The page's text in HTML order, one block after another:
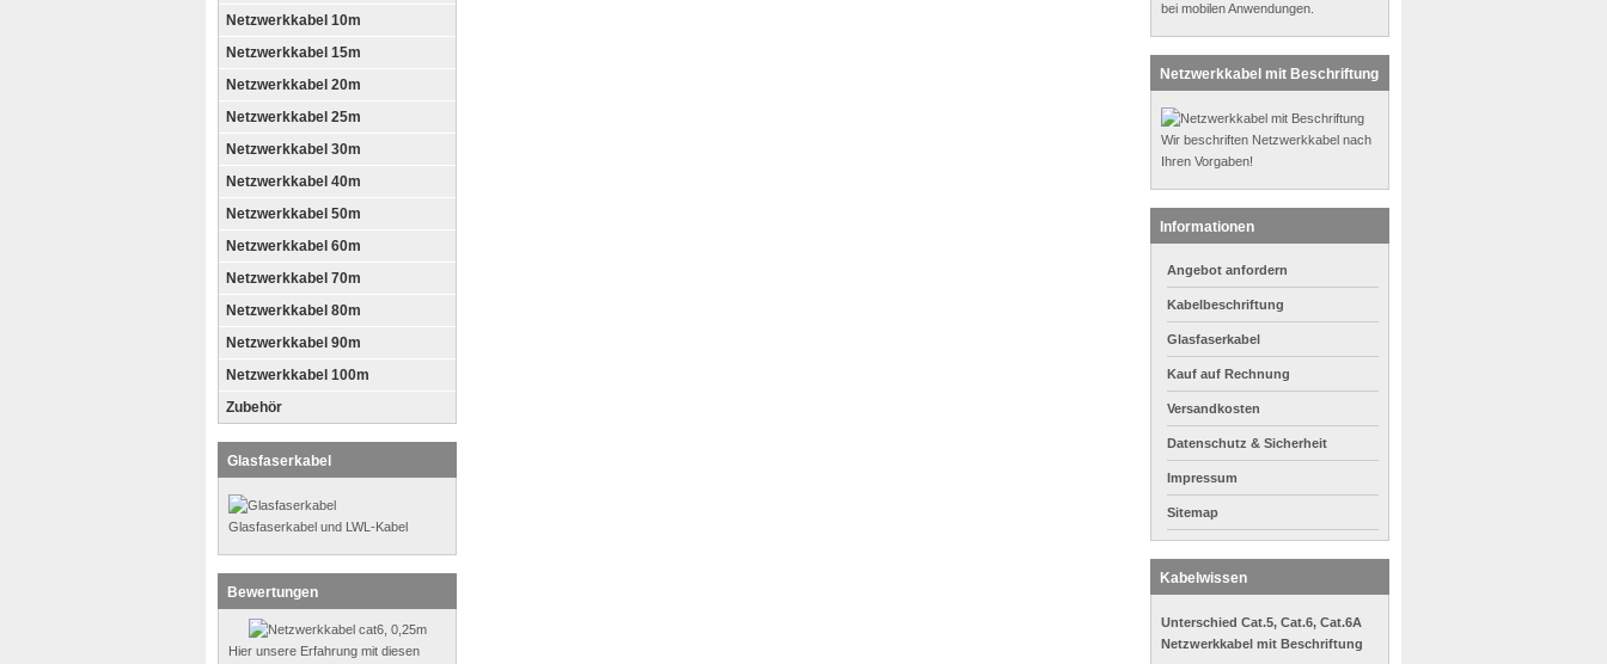
Netzwerkkabel 10m
Netzwerkkabel 15m
Netzwerkkabel 20m
Netzwerkkabel 25m
Netzwerkkabel 30m
Netzwerkkabel 40m
Netzwerkkabel 50m
Netzwerkkabel 60m
Netzwerkkabel 70m
Netzwerkkabel 80m
Netzwerkkabel 90m
Netzwerkkabel 100m
Zubehör
Glasfaserkabel
Glasfaserkabel und LWL-Kabel
Bewertungen
Hier unsere Erfahrung mit diesen
bei mobilen Anwendungen.
Netzwerkkabel mit Beschriftung
Wir beschriften Netzwerkkabel nach
Ihren Vorgaben!
Informationen
Angebot anfordern
Kabelbeschriftung
Glasfaserkabel
Kauf auf Rechnung
Versandkosten
Datenschutz & Sicherheit
Impressum
Sitemap
Kabelwissen
Unterschied Cat.5, Cat.6, Cat.6A
Netzwerkkabel mit Beschriftung